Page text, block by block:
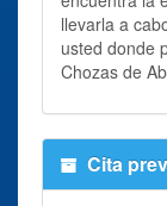
llevarla a
usted donde
Chozas de
Cita